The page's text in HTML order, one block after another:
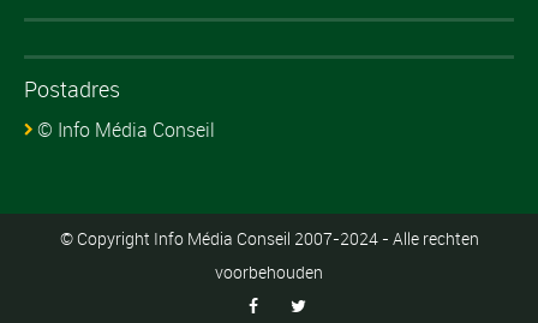
Postadres
© Info Média Conseil
© Copyright Info Média Conseil 2007-2024 - Alle rechten
voorbehouden
 